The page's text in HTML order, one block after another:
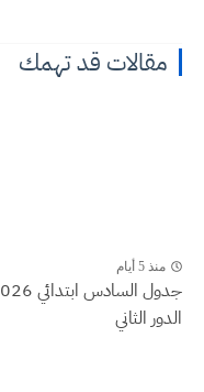
مقالات قد تهمك
منذ 5 أيام
جدول السادس
الدور الثاني